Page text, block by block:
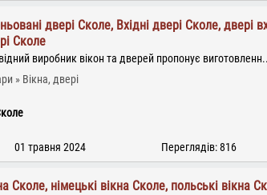
двері Сколе, Вхідні двері Сколе, двері
Сколе
виробник вікон та дверей пропонує
Вікна, двері
01 травня 2024 Переглядів: 816
Сколе, німецькі вікна Сколе, польські вікна